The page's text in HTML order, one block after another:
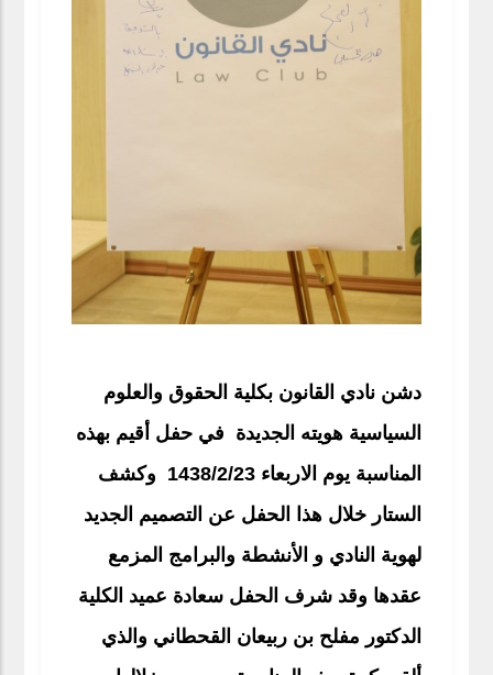
دشن نادي القانون بكلية الحقوق والعلوم
السياسية هويته الجديدة في حفل أقيم بهذه
المناسبة يوم الاربعاء 1438/2/23 وكشف
الستار خلال هذا الحفل عن التصميم الجديد
لهوية النادي و الأنشطة والبرامج المزمع
عقدها وقد شرف الحفل سعادة عميد الكلية
الدكتور مفلح بن ربيعان القحطاني والذي